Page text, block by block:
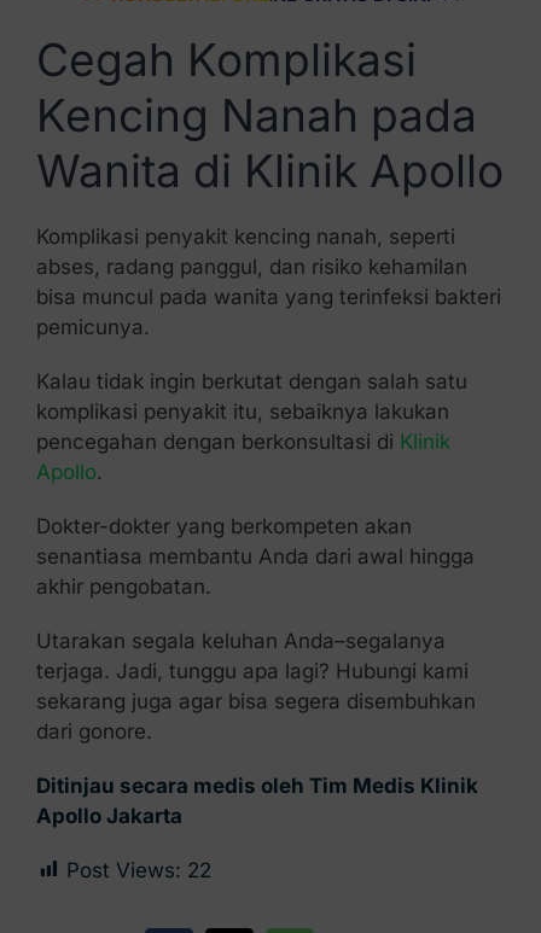
Cegah Komplikasi
Kencing Nanah pada
Wanita di Klinik Apollo
Komplikasi penyakit kencing nanah, seperti
abses, radang panggul, dan risiko kehamilan
bisa muncul pada wanita yang terinfeksi bakteri
pemicunya.
Kalau tidak ingin berkutat dengan salah satu
komplikasi penyakit itu, sebaiknya lakukan
pencegahan dengan berkonsultasi di Klinik
Apollo.
Dokter-dokter yang berkompeten akan
senantiasa membantu Anda dari awal hingga
akhir pengobatan.
Utarakan segala keluhan Anda–segalanya
terjaga. Jadi, tunggu apa lagi? Hubungi kami
sekarang juga agar bisa segera disembuhkan
dari gonore.
Ditinjau secara medis oleh Tim Medis Klinik
Apollo Jakarta
Post Views: 22